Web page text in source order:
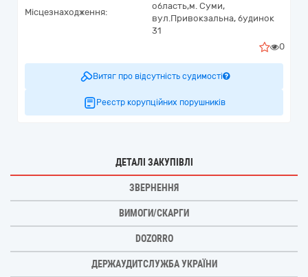
Місцезнаходження:
область,м. Суми,
вул.Привокзальна, будинок
31
0
Витяг про відсутність судимості
Реєстр корупційних порушників
ДЕТАЛІ ЗАКУПІВЛІ
ЗВЕРНЕННЯ
ВИМОГИ/СКАРГИ
DOZORRO
ДЕРЖАУДИТСЛУЖБА УКРАЇНИ